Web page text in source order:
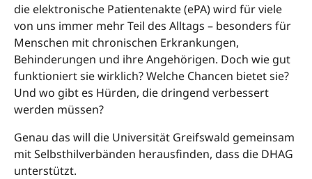
die elektronische Patientenakte (ePA) wird für viele
von uns immer mehr Teil des Alltags – besonders für
Menschen mit chronischen Erkrankungen,
Behinderungen und ihre Angehörigen. Doch wie gut
funktioniert sie wirklich? Welche Chancen bietet sie?
Und wo gibt es Hürden, die dringend verbessert
werden müssen?
Genau das will die Universität Greifswald gemeinsam
mit Selbsthilverbänden herausfinden, dass die DHAG
unterstützt.